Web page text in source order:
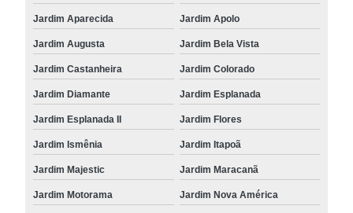
Jardim Aparecida Jardim Apolo
Jardim Augusta Jardim Bela Vista
Jardim Castanheira Jardim Colorado
Jardim Diamante Jardim Esplanada
Jardim Esplanada II Jardim Flores
Jardim Ismênia Jardim Itapoã
Jardim Majestic Jardim Maracanã
Jardim Motorama Jardim Nova América